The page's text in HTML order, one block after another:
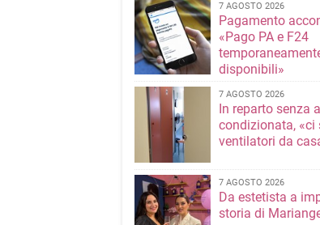
7 AGOSTO 2026
Pagamento
«Pago PA e F24
disponibili»
7 AGOSTO 2026
In reparto senza
condizionata, «ci
ventilatori da
7 AGOSTO 2026
Da estetista a
storia di